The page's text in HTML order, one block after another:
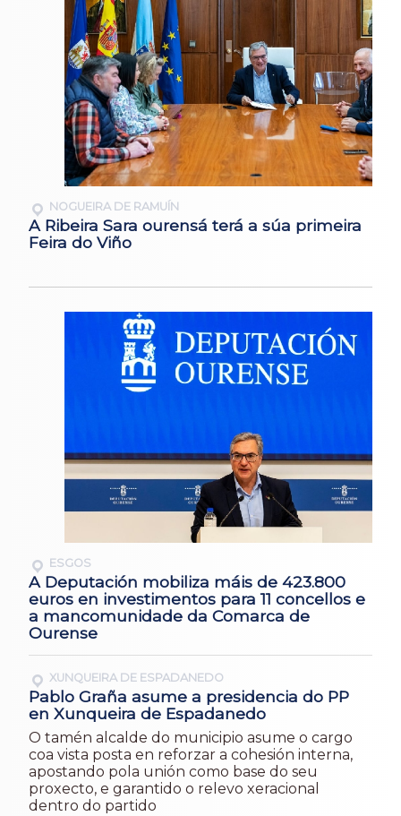
NOGUEIRA DE RAMUÍN
A Ribeira Sara ourensá terá a súa primeira
Feira do Viño
ESGOS
A Deputación mobiliza máis de 423.800
euros en investimentos para 11 concellos e
a mancomunidade da Comarca de
Ourense
XUNQUEIRA DE ESPADANEDO
Pablo Graña asume a presidencia do PP
en Xunqueira de Espadanedo
O tamén alcalde do municipio asume o cargo
coa vista posta en reforzar a cohesión interna,
apostando pola unión como base do seu
proxecto, e garantido o relevo xeracional
dentro do partido